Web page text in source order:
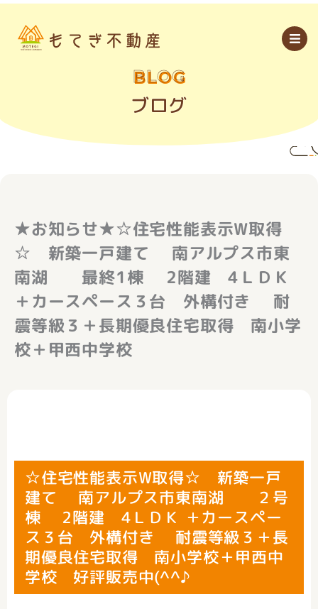
内
BLOG
ブログ
★お知らせ★☆住宅性能表示W取得
☆ 新築一戸建て 南アルプス市東
南湖 最終1棟 2階建 4ＬＤＫ
＋カースペース３台 外構付き 耐
震等級３＋長期優良住宅取得 南小学
校＋甲西中学校
☆住宅性能表示W取得☆ 新築一戸
建て 南アルプス市東南湖 ２号
棟 2階建 4ＬＤＫ ＋カースペー
ス３台 外構付き 耐震等級３＋長
期優良住宅取得 南小学校＋甲西中
学校 好評販売中(^^♪